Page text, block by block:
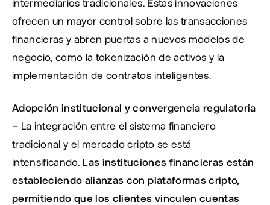
intermediarios tradicionales. Estas innovaciones
ofrecen un mayor control sobre las transacciones
financieras y abren puertas a nuevos modelos de
negocio, como la tokenización de activos y la
implementación de contratos inteligentes.
Adopción institucional y convergencia regulatoria
– La integración entre el sistema financiero
tradicional y el mercado cripto se está
intensificando. Las instituciones financieras están
estableciendo alianzas con plataformas cripto,
permitiendo que los clientes vinculen cuentas